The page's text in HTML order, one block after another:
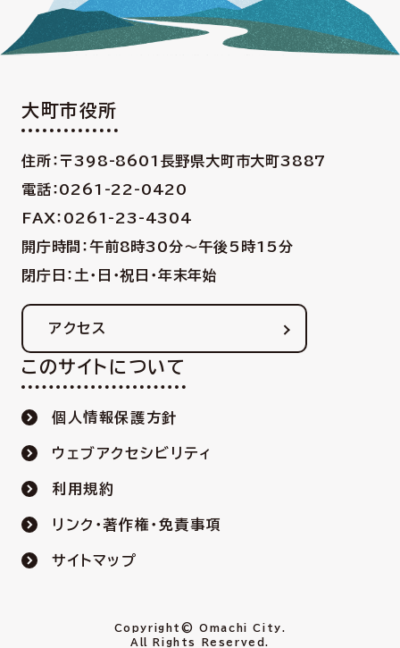
大町市役所
住所：〒398-8601 長野県大町市大町3887
電話：0261-22-0420
FAX：0261-23-4304
開庁時間：午前8時30分〜午後5時15分
閉庁日：土・日・祝日・年末年始
アクセス
このサイトについて
個人情報保護方針
ウェブアクセシビリティ
利用規約
リンク・著作権・免責事項
サイトマップ
Copyright© Omachi City.
All Rights Reserved.